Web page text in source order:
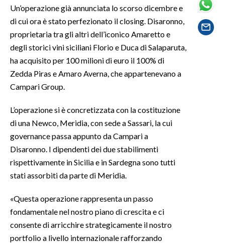
SARDEGNA TURISMO
SARDI NEL MONDO
NOTIZIE
EVENTI
3 MINUTI CON
INSULARITÀ
INFO AZIENDE
NECROLOGI
PUBBLICITÀ
Un’operazione già annunciata lo scorso dicembre e
di cui ora è stato perfezionato il closing. Disaronno,
proprietaria tra gli altri dell’iconico Amaretto e
degli storici vini siciliani Florio e Duca di Salaparuta,
ha acquisito per 100 milioni di euro il 100% di
Zedda Piras e Amaro Averna, che appartenevano a
Campari Group.
L’operazione si è concretizzata con la costituzione
di una Newco, Meridia, con sede a Sassari, la cui
governance passa appunto da Campari a
Disaronno. I dipendenti dei due stabilimenti
rispettivamente in Sicilia e in Sardegna sono tutti
stati assorbiti da parte di Meridia.
«Questa operazione rappresenta un passo
fondamentale nel nostro piano di crescita e ci
consente di arricchire strategicamente il nostro
portfolio a livello internazionale rafforzando